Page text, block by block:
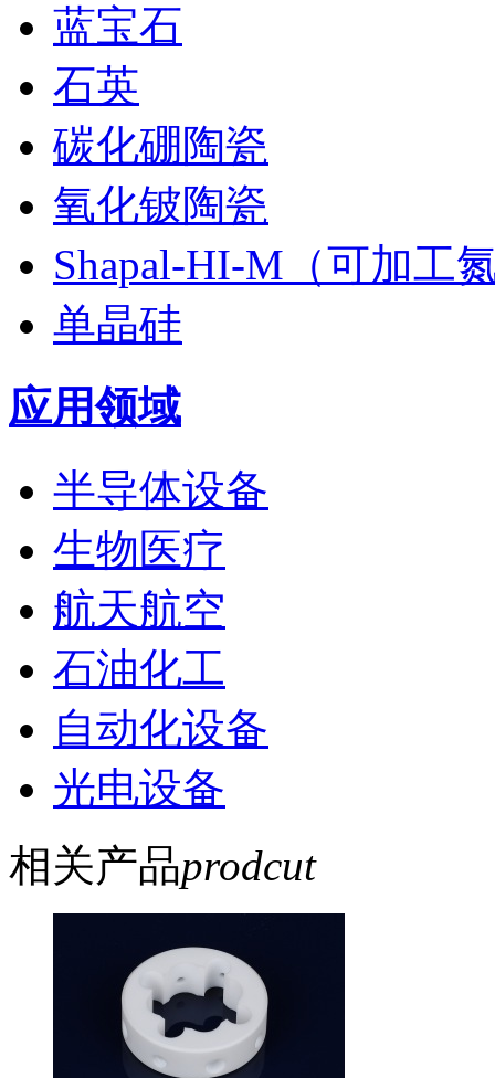
蓝宝石
石英
碳化硼陶瓷
氧化铍陶瓷
Shapal-HI-M（可加工
单晶硅
应用领域
半导体设备
生物医疗
航天航空
石油化工
自动化设备
光电设备
相关产品prodcut